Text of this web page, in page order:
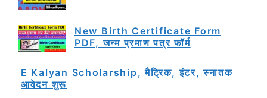
New Birth Certificate Form
PDF, जन्म प्रमाण पत्र फॉर्म
E Kalyan Scholarship, मैट्रिक, इंटर, स्नातक
आवेदन शुरू